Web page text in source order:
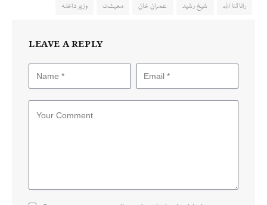
رانا ثنا اللہ شیخ رشید عمران خان معیشت وزیر داخلہ
LEAVE A REPLY